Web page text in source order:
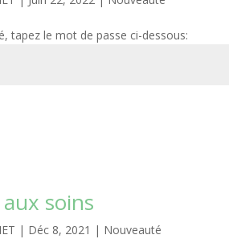
tapez le mot de passe ci-dessous:
soins
| Déc 8, 2021 | Nouveauté